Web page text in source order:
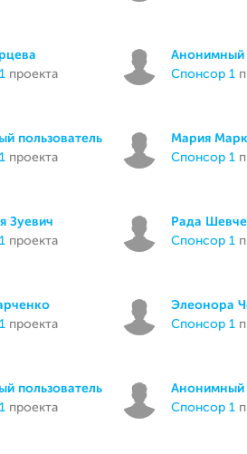
проекта
Анонимный
спонсор 1
пользователь
проекта
Мария
спонсор 1
Зуевич
проекта
Рада
спонсор 1
проекта
Элеонора
спонсор 1
пользователь
проекта
Анонимный
спонсор 1